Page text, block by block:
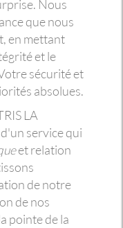
Nous
que nous
en mettant
et le
sécurité et
absolues.
LA
service qui
et relation
de notre
de nos
pointe de la